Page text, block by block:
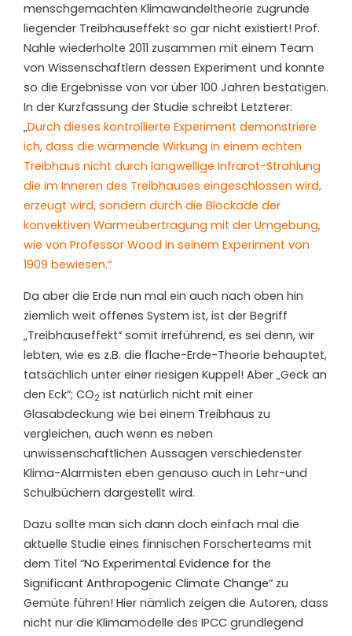
menschgemachten Klimawandeltheorie zugrunde
liegender Treibhauseffekt so gar nicht existiert! Prof.
Nahle wiederholte 2011 zusammen mit einem Team
von Wissenschaftlern dessen Experiment und konnte
so die Ergebnisse von vor über 100 Jahren bestätigen.
In der Kurzfassung der Studie schreibt Letzterer:
„Durch dieses kontrollierte Experiment demonstriere
ich, dass die wärmende Wirkung in einem echten
Treibhaus nicht durch langwellige Infrarot-Strahlung
die im Inneren des Treibhauses eingeschlossen wird,
erzeugt wird, sondern durch die Blockade der
konvektiven Wärmeübertragung mit der Umgebung,
wie von Professor Wood in seinem Experiment von
1909 bewiesen.“
Da aber die Erde nun mal ein auch nach oben hin
ziemlich weit offenes System ist, ist der Begriff
„Treibhauseffekt“ somit irreführend, es sei denn, wir
lebten, wie es z.B. die flache-Erde-Theorie behauptet,
tatsächlich unter einer riesigen Kuppel! Aber „Geck an
den Eck“; CO2 ist natürlich nicht mit einer
Glasabdeckung wie bei einem Treibhaus zu
vergleichen, auch wenn es neben
unwissenschaftlichen Aussagen verschiedenster
Klima-Alarmisten eben genauso auch in Lehr-und
Schulbüchern dargestellt wird.
Dazu sollte man sich dann doch einfach mal die
aktuelle Studie eines finnischen Forscherteams mit
dem Titel “No Experimental Evidence for the
Significant Anthropogenic Climate Change“ zu
Gemüte führen! Hier nämlich zeigen die Autoren, dass
nicht nur die Klimamodelle des IPCC grundlegend